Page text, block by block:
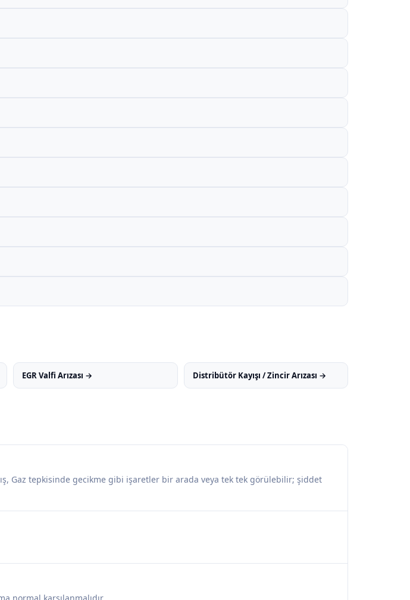
EGR Valfi Arızası → Distribütör Kayışı / Zincir Arızası →
Gaz tepkisinde gecikme gibi işaretler bir arada veya tek tek görülebilir; şiddet